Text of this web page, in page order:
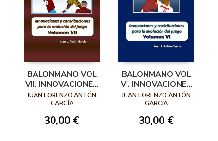
BALONMANO VOL
VII. INNOVACIONES
Y
CONTRIBUCIONES
PARA LA
EVOLUCIÓN DEL
JUAN LORENZO ANTÓN
GARCÍA
30,00 €
BALONMANO VOL
VI. INNOVACIONES
Y
CONTRIBUCIONES
PARA LA
EVOLUCIÓN DEL
JUAN LORENZO ANTÓN
GARCÍA
30,00 €